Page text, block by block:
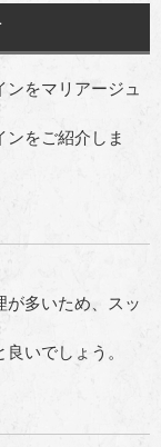
をマリアージュ
ンをご紹介しま
が多いため、スッ
いでしょう。